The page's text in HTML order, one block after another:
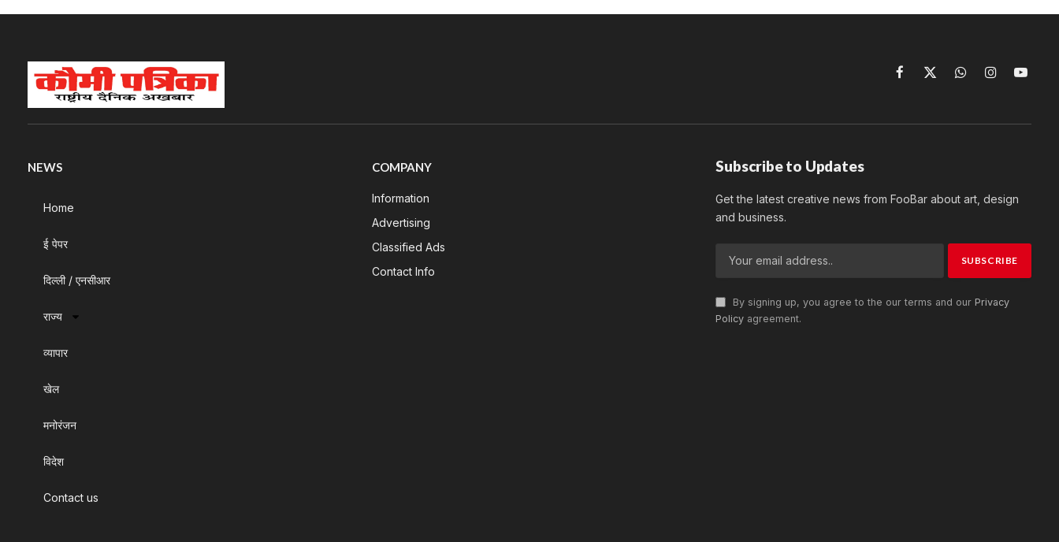
Facebook
X
WhatsAppInstagram
NEWS
Home
ई पेपर
दिल्ली / एनसीआर
राज्य
व्यापार
खेल
मनोरंजन
विदेश
Contact us
COMPANY
Information
Advertising
Classified Ads
Contact Info
Subscribe to Updates
Get the latest creative news from FooBar about art, design
and business.
By signing up, you agree to the our terms and our Privacy
Policy agreement.